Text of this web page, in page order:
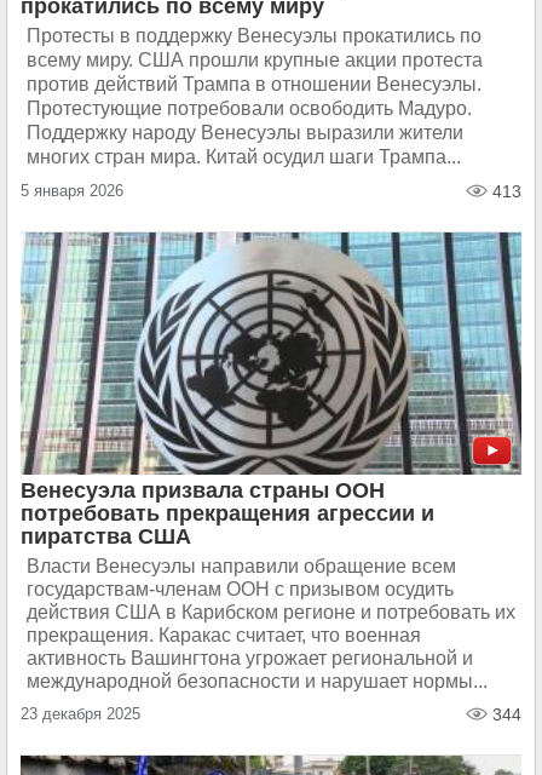
прокатились по всему миру
Протесты в поддержку Венесуэлы прокатились по
всему миру. США прошли крупные акции протеста
против действий Трампа в отношении Венесуэлы.
Протестующие потребовали освободить Мадуро.
Поддержку народу Венесуэлы выразили жители
многих стран мира. Китай осудил шаги Трампа...
5 января 2026 413
Венесуэла призвала страны ООН
потребовать прекращения агрессии и
пиратства США
Власти Венесуэлы направили обращение всем
государствам-членам ООН с призывом осудить
действия США в Карибском регионе и потребовать их
прекращения. Каракас считает, что военная
активность Вашингтона угрожает региональной и
международной безопасности и нарушает нормы...
23 декабря 2025 344